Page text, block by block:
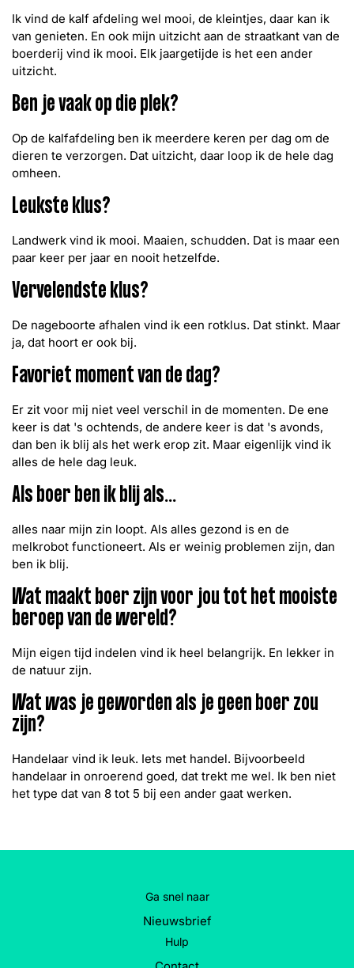
Ik vind de kalf afdeling wel mooi, de kleintjes, daar kan ik
van genieten. En ook mijn uitzicht aan de straatkant van de
boerderij vind ik mooi. Elk jaargetijde is het een ander
uitzicht.
Ben je vaak op die plek?
Op de kalfafdeling ben ik meerdere keren per dag om de
dieren te verzorgen. Dat uitzicht, daar loop ik de hele dag
omheen.
Leukste klus?
Landwerk vind ik mooi. Maaien, schudden. Dat is maar een
paar keer per jaar en nooit hetzelfde.
Vervelendste klus?
De nageboorte afhalen vind ik een rotklus. Dat stinkt. Maar
ja, dat hoort er ook bij.
Favoriet moment van de dag?
Er zit voor mij niet veel verschil in de momenten. De ene
keer is dat 's ochtends, de andere keer is dat 's avonds,
dan ben ik blij als het werk erop zit. Maar eigenlijk vind ik
alles de hele dag leuk.
Als boer ben ik blij als...
alles naar mijn zin loopt. Als alles gezond is en de
melkrobot functioneert. Als er weinig problemen zijn, dan
ben ik blij.
Wat maakt boer zijn voor jou tot het mooiste
beroep van de wereld?
Mijn eigen tijd indelen vind ik heel belangrijk. En lekker in
de natuur zijn.
Wat was je geworden als je geen boer zou
zijn?
Handelaar vind ik leuk. Iets met handel. Bijvoorbeeld
handelaar in onroerend goed, dat trekt me wel. Ik ben niet
het type dat van 8 tot 5 bij een ander gaat werken.
Ga snel naar
Nieuwsbrief
Hulp